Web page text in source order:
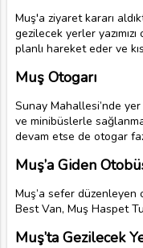
Muş'a ziyaret kararı
gezilecek yerler
planlı hareket eder ve
Muş Otogarı
Sunay Mahallesi’nde
ve minibüslerle
devam etse de otogar
Muş’a Giden
Muş’a sefer düzenleyen
Best Van, Muş Haspet
Muş’ta Gezilecek